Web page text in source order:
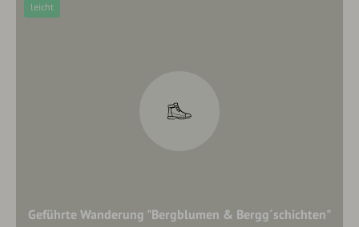
Geführte Wanderung "Bergblumen & Bergg´schichten"
leicht